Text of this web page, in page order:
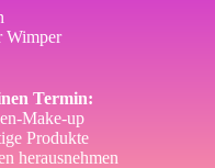
Wimper
Termin:
Make-up
Produkte
herausnehmen